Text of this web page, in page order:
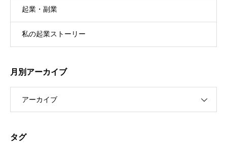
起業・副業
私の起業ストーリー
月別アーカイブ
アーカイブ
タグ